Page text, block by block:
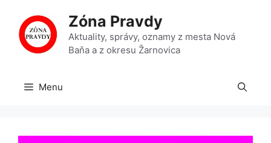
obsah
Zóna Pravdy
Aktuality, správy, oznamy z mesta Nová
Baňa a z okresu Žarnovica
Menu